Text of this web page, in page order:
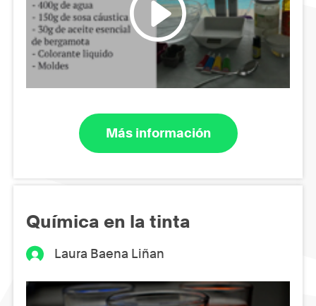
Más información
Química en la tinta
Laura Baena Liñan